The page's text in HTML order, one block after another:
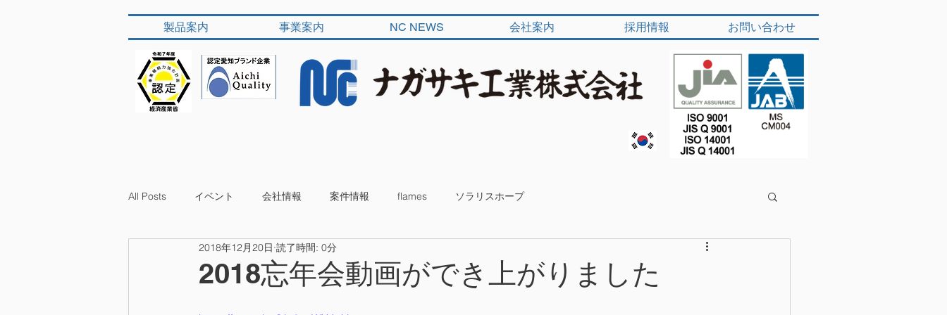
製品案内 事業案内 NC NEWS 会社案内 採用情報 お問い合わせ
All Posts イベント 会社情報 案件情報 flames ソラリスホープ
2018忘年会動画ができ上がりました
2018年12月20日 読了時間: 0分